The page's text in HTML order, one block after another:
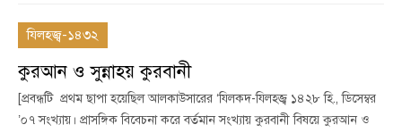
যিলহজ্ব-১৪৩২
কুরআন ও সুন্নাহয় কুরবানী
[প্রবন্ধটি প্রথম ছাপা হয়েছিল আলকাউসারের ‘যিলকদ-যিলহজ্ব ১৪২৮ হি., ডিসেম্বর
’০৭ সংখ্যায়। প্রাসঙ্গিক বিবেচনা করে বর্তমান সংখ্যায় কুরবানী বিষয়ে কুরআন ও